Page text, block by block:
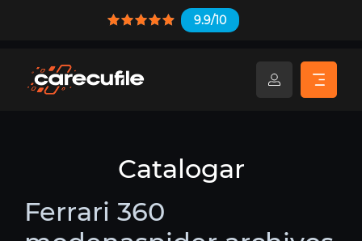
9.9/10
Catalogar
Ferrari 360